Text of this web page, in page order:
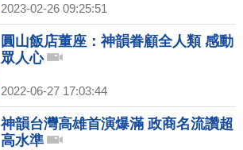
2023-02-26 09:25:51
圓山飯店董座：神韻眷顧全人類 感動
眾人心
2022-06-27 17:03:44
神韻台灣高雄首演爆滿 政商名流讚超
高水準